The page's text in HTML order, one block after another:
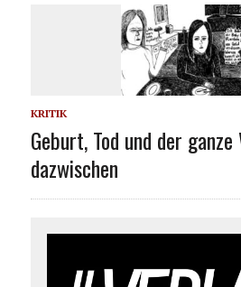
KRITIK
Geburt, Tod und der ganze
dazwischen